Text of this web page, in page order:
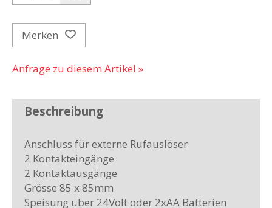
Merken
Anfrage zu diesem Artikel »
Beschreibung
Anschluss für externe Rufauslöser
2 Kontakteingänge
2 Kontaktausgänge
Grösse 85 x 85mm
Speisung über 24Volt oder 2xAA Batterien